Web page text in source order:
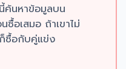
ค้นหาข้อมูลบน
อเสมอ ถ้าเขาไม่
ซื้อกับคู่แข่ง